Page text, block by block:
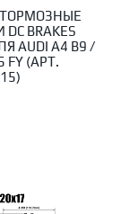
BRAKES
AUDI A4 B9 /
FY (АРТ.